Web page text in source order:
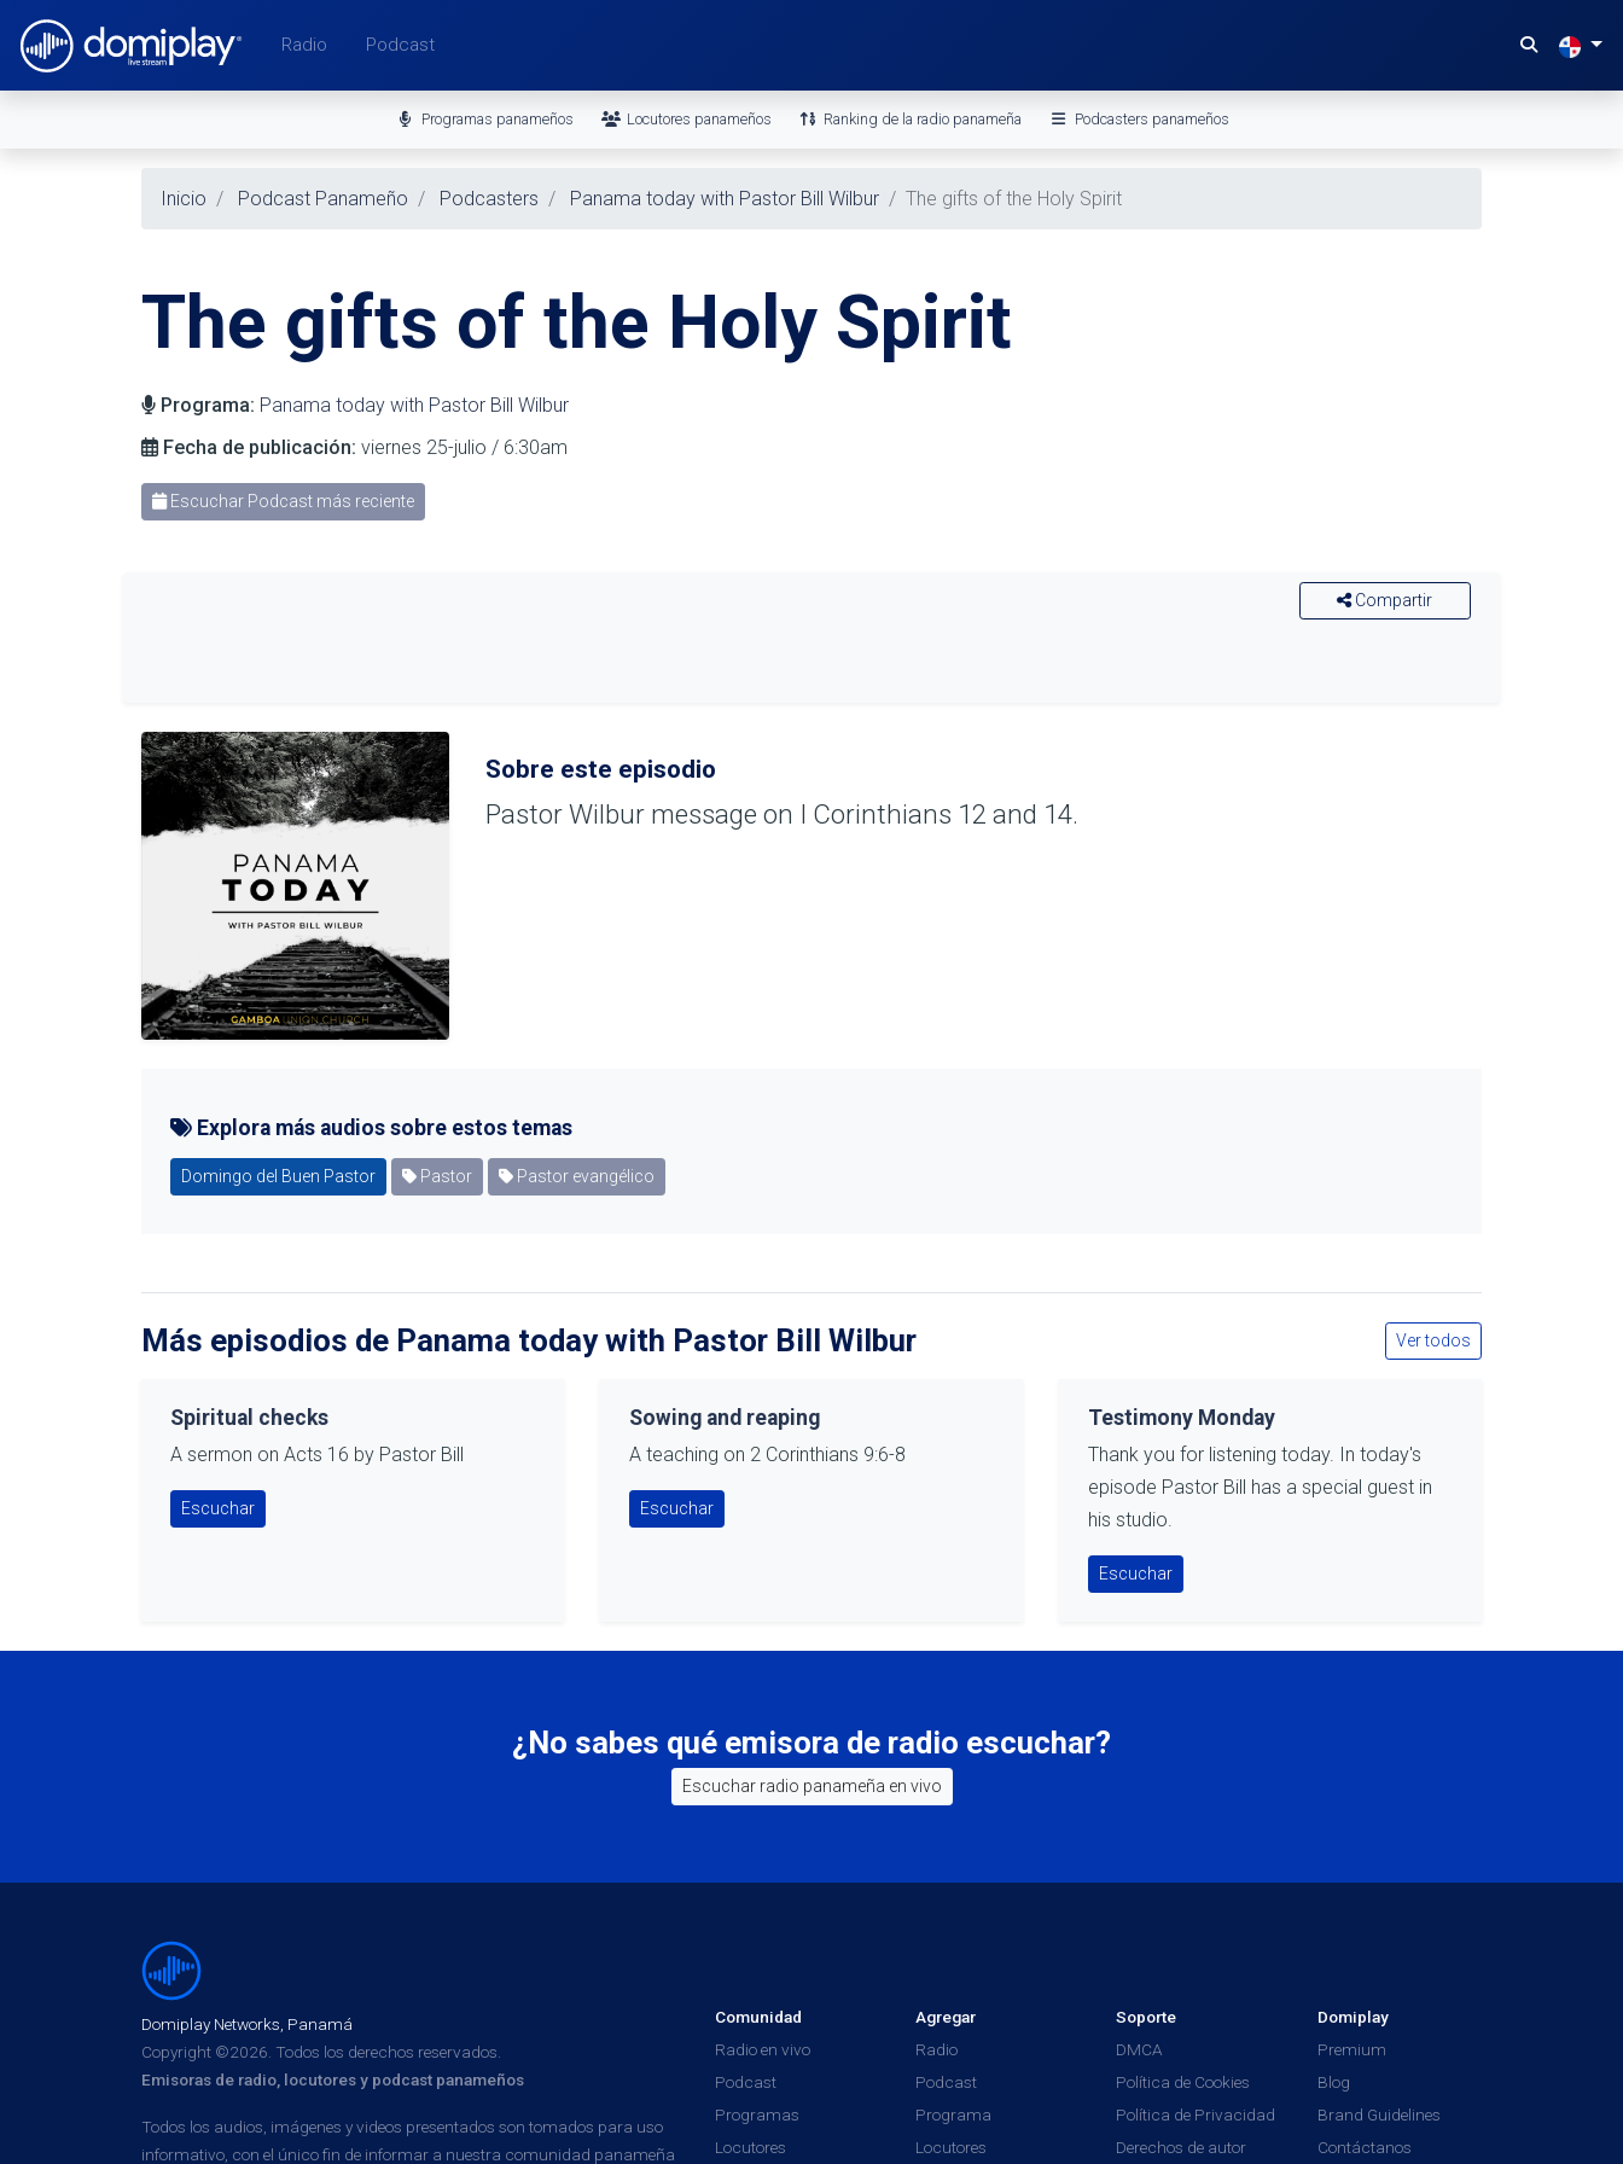
Radio Podcast
Programas panameños Locutores panameños Ranking de la radio panameña Podcasters panameños
Inicio Podcast Panameño Podcasters Panama today with Pastor Bill Wilbur The gifts of the Holy Spirit
The gifts of the Holy Spirit
Programa: Panama today with Pastor Bill Wilbur
Fecha de publicación: viernes 25-julio / 6:30am
Escuchar Podcast más reciente
Compartir
Sobre este episodio
Pastor Wilbur message on I Corinthians 12 and 14.
Explora más audios sobre estos temas
Domingo del Buen Pastor Pastor Pastor evangélico
Más episodios de Panama today with Pastor Bill Wilbur Ver todos
Spiritual checks
A sermon on Acts 16 by Pastor Bill
Escuchar
Sowing and reaping
A teaching on 2 Corinthians 9:6-8
Escuchar
Testimony Monday
Thank you for listening today. In today's
episode Pastor Bill has a special guest in
his studio.
Escuchar
¿No sabes qué emisora de radio escuchar?
Escuchar radio panameña en vivo
Domiplay Networks, Panamá
Copyright ©2026. Todos los derechos reservados.
Emisoras de radio, locutores y podcast panameños
Todos los audios, imágenes y videos presentados son tomados para uso
informativo, con el único fin de informar a nuestra comunidad panameña
Comunidad
Radio en vivo
Podcast
Programas
Locutores
Agregar
Radio
Podcast
Programa
Locutores
Soporte
DMCA
Política de Cookies
Política de Privacidad
Derechos de autor
Domiplay
Premium
Blog
Brand Guidelines
Contáctanos